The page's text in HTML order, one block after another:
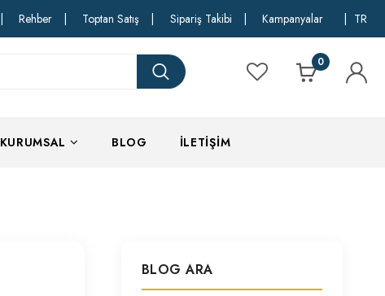
Rehber Toptan Satış Sipariş Takibi Kampanyalar TR
0
KURUMSAL BLOG İLETIŞIM
BLOG ARA